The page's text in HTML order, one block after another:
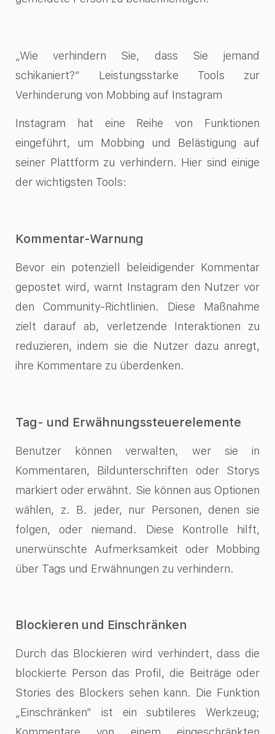
„Wieverhindern Sie, dass Sie jemand
schikaniert?“ Leistungsstarke Tools zur
Verhinderung von Mobbing auf Instagram
Instagram hat eine Reihe von Funktionen
eingeführt, um Mobbing und Belästigung auf
seiner Plattform zu verhindern. Hier sind einige
der wichtigsten Tools:
Kommentar-Warnung
Bevor ein potenziell beleidigender Kommentar
gepostet wird, warnt Instagram den Nutzer vor
den Community-Richtlinien. Diese Maßnahme
zielt darauf ab, verletzende Interaktionen zu
reduzieren, indem sie die Nutzer dazu anregt,
ihre Kommentare zu überdenken.
Tag- und Erwähnungssteuerelemente
Benutzer können verwalten, wer sie in
Kommentaren, Bildunterschriften oder Storys
markiert oder erwähnt. Sie können aus Optionen
wählen, z. B. jeder, nur Personen, denen sie
folgen, oder niemand. Diese Kontrolle hilft,
unerwünschte Aufmerksamkeit oder Mobbing
über Tags und Erwähnungen zu verhindern.
Blockieren und Einschränken
Durch das Blockieren wird verhindert, dass die
blockierte Person das Profil, die Beiträge oder
Stories des Blockers sehen kann. Die Funktion
„Einschränken“ ist ein subtileres Werkzeug;